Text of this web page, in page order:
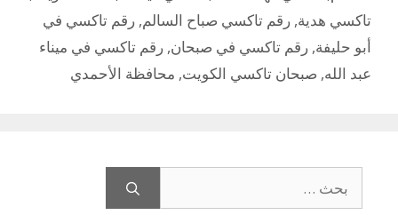
تاكسي هدية, رقم تاكسي صباح السالم, رقم تاكسي في
أبو حليفة, رقم تاكسي في صبحان, رقم تاكسي في ميناء
عبد الله, صبحان تاكسي الكويت, محافظة الأحمدي
عن: